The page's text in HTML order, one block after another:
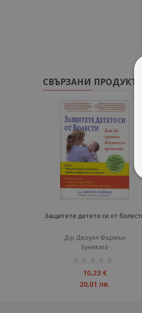
СВЪРЗАНИ ПРОДУКТИ
Защитете детето си от
Д-р Джоуел Фърмън
Еуниката
10,23 €
20,01 лв.